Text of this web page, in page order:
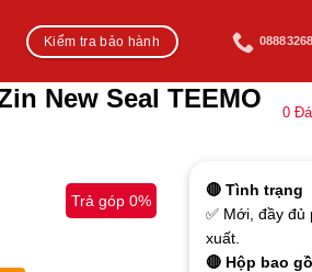
Kiểm tra bảo hành
New Seal TEEMO
0
Trả góp 0%
🔴 Tình trạng
✅ Mới, đầy đủ
xuất.
🔴 Hộp bao